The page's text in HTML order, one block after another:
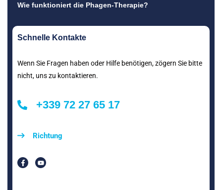
Wie funktioniert die Phagen-Therapie?
Schnelle Kontakte
Wenn Sie Fragen haben oder Hilfe benötigen, zögern Sie bitte
nicht, uns zu kontaktieren.
+339 72 27 65 17
Richtung